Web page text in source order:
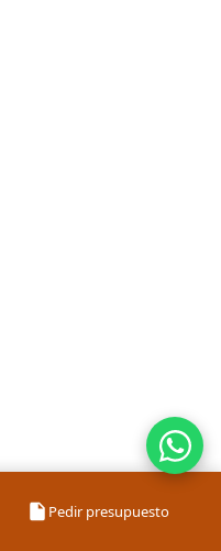
Pedir presupuesto